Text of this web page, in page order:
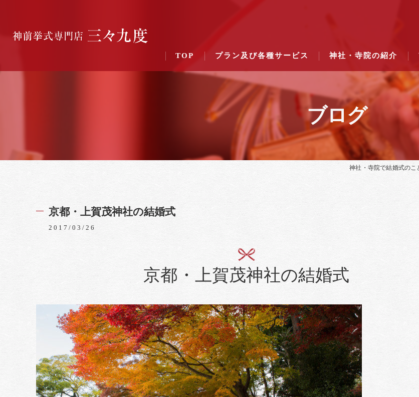
TOP プラン及び各種サービス 神社・寺院の紹介
結婚式のできる東京都下
結婚式のできる関東六
ブログ
神社・寺院で結婚式の
京都・上賀茂神社の結婚式
2017/03/26
京都・上賀茂神社の結婚式